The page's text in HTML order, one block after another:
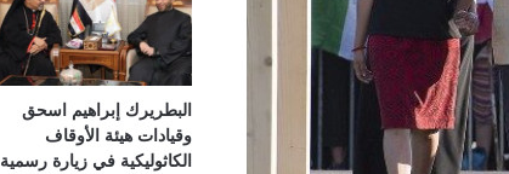
البطريرك إبراهيم اسحق
وقيادات هيئة الأوقاف
الكاثوليكية في زيارة رسمية